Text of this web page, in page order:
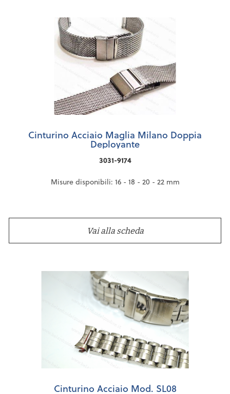
Cinturino Acciaio Maglia Milano Doppia
Deployante
3031-9174
Misure disponibili: 16 - 18 - 20 - 22 mm
Vai alla scheda
Cinturino Acciaio Mod. SL08